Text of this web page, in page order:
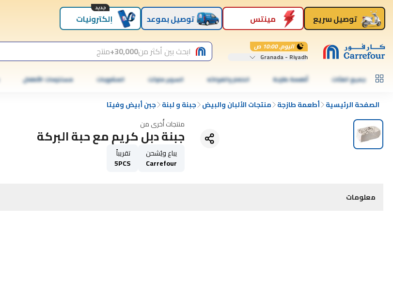
توصيل سريع مينتس توصيل بموعد إلكترونيات
جديد
اليوم, 10:00 ص
Granada - Riyadh
ابحث بين أكثر من30,000+ منتج
جميع الفئات أطعمة طازجة الخضار والفواكه السوبر ماركت المشروبات مستلزمات الأطفال
الصفحة الرئيسية أطعمة طازجة منتجات الألبان والبيض جبنة و لبنة جبن أبيض وفيتا
منتجات أُخرى من
جبنة دبل كريم مع حبة البركة
يباع ويُشحن
Carrefour
تقريباً
5PCS
معلومات